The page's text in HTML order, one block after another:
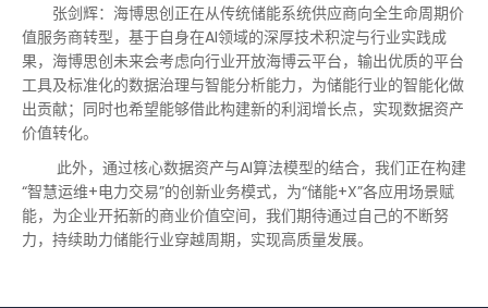
张剑辉：海博思创正在从传统储能系统供应商向全生命周期价
值服务商转型，基于自身在AI领域的深厚技术积淀与行业实践成
果，海博思创未来会考虑向行业开放海博云平台，输出优质的平台
工具及标准化的数据治理与智能分析能力，为储能行业的智能化做
出贡献；同时也希望能够借此构建新的利润增长点，实现数据资产
价值转化。
此外，通过核心数据资产与AI算法模型的结合，我们正在构建
“智慧运维+电力交易”的创新业务模式，为“储能+X”各应用场景赋
能，为企业开拓新的商业价值空间，我们期待通过自己的不断努
力，持续助力储能行业穿越周期，实现高质量发展。